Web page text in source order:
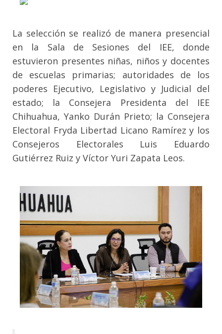
La selección se realizó de manera presencial
en la Sala de Sesiones del IEE, donde
estuvieron presentes niñas, niños y docentes
de escuelas primarias; autoridades de los
poderes Ejecutivo, Legislativo y Judicial del
estado; la Consejera Presidenta del IEE
Chihuahua, Yanko Durán Prieto; la Consejera
Electoral Fryda Libertad Licano Ramírez y los
Consejeros Electorales Luis Eduardo
Gutiérrez Ruiz y Víctor Yuri Zapata Leos.